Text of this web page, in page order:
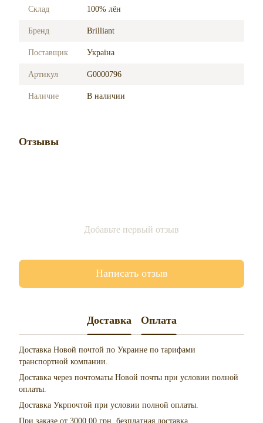
Склад 100% лён
Бренд Brilliant
Поставщик Україна
Артикул G0000796
Наличие В наличии
Отзывы
Добавьте первый отзыв
Написать отзыв
Доставка Оплата
Доставка Новой почтой по Украине по тарифами
транспортной компании.
Доставка через почтоматы Новой почты при условии полной
оплаты.
Доставка Укрпочтой при условии полной оплаты.
При заказе от 3000,00 грн. безплатная доставка.